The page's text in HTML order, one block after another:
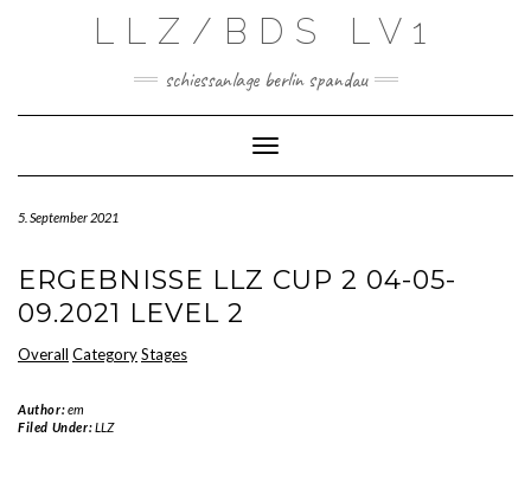
LLZ/BDS LV1
schiessanlage berlin spandau
Toggle Navigation
5. September 2021
ERGEBNISSE LLZ CUP 2 04-05-
09.2021 LEVEL 2
Overall CategoryStages
Author:em
Filed Under:LLZ